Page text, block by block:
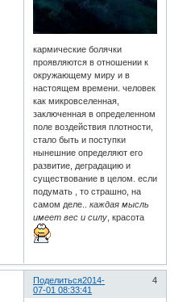
кармические болячки
проявляются в отношении к
окружающему миру и в
настоящем времени. человек
как микровселенная,
заключенная в определенном
поле воздействия плотности,
стало быть и поступки
нынешние определяют его
развитие, деградацию и
существование в целом. если
подумать , то страшно, на
самом деле..каждая мысль
имеет вес и силу , красота
Поделиться 4
2014-
07-01 08:33:41